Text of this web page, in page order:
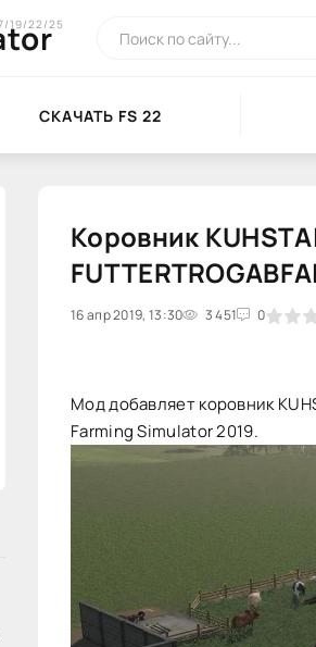
19/22/25
СКАЧАТЬ FS 22
Коровник
16 апр 2019, 13:30 3 451 0
1 2 3 4 5
Мод добавляет коровник
Farming Simulator 2019.